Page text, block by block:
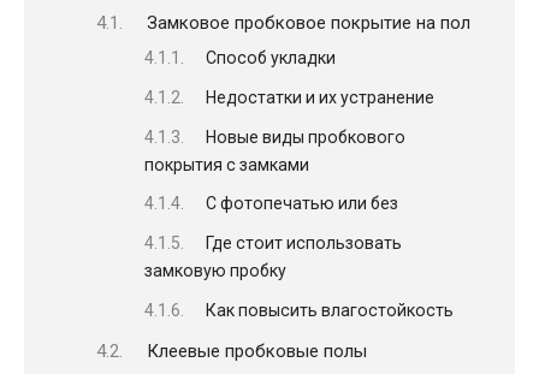
Замковое пробковое покрытие на пол
Способ укладки
Недостатки и их устранение
Новые виды пробкового
покрытия с замками
С фотопечатью или без
Где стоит использовать
замковую пробку
Как повысить влагостойкость
Клеевые пробковые полы